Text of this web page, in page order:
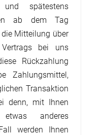
und spätestens
ab dem Tag
Mitteilung über
bei uns
Rückzahlung
Zahlungsmittel,
Transaktion
denn, mit Ihnen
anderes
werden Ihnen